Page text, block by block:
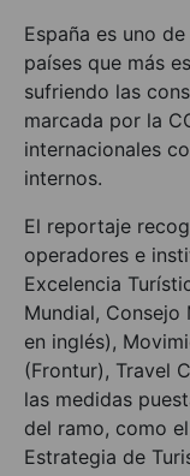
España es uno
países que más
sufriendo las
marcada por la
internacionales
internos.
El reportaje
operadores e
Excelencia
Mundial, Consejo
en inglés),
(Frontur), Travel
las medidas
del ramo, como
Estrategia de